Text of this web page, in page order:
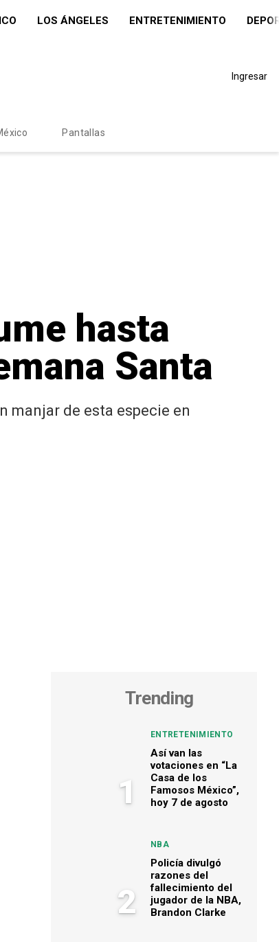
LOS ÁNGELES ENTRETENIMIENTO
Ingresar
Pantallas
hasta
Santa
manjar de esta especie en
Trending
1
ENTRETENIMIENTO
Así van las
votaciones en “La
Casa de los
Famosos México”,
hoy 7 de agosto
2
NBA
Policía divulgó
razones del
fallecimiento del
jugador de la NBA,
Brandon Clarke